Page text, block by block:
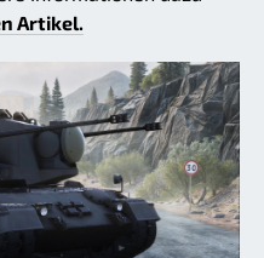
Artikel.